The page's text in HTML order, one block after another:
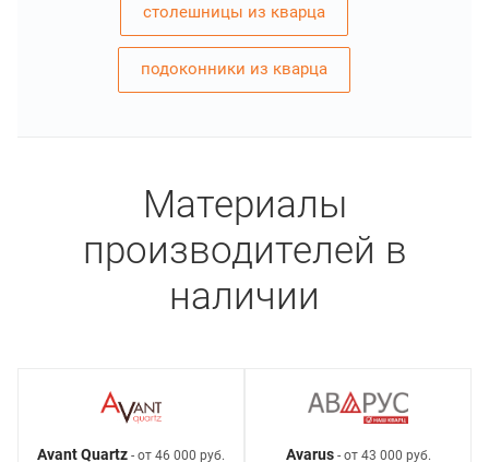
столешницы из кварца
подоконники из кварца
Материалы
производителей в
наличии
Avant Quartz - от 46 000 руб. Avarus- от 43 000 руб.